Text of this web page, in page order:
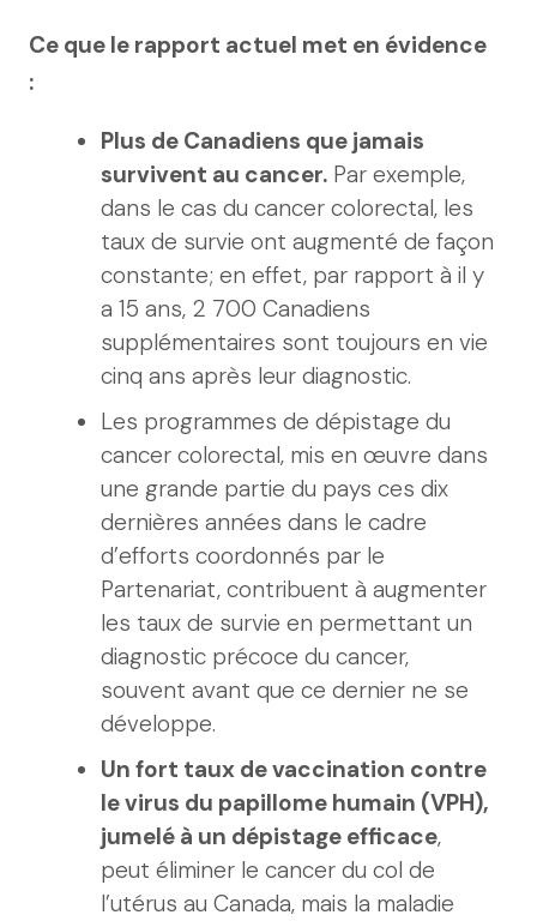
Ce que le rapport actuel met en évidence
:
Plus de Canadiens que jamais
survivent au cancer. Par exemple,
dans le cas du cancer colorectal, les
taux de survie ont augmenté de façon
constante; en effet, par rapport à il y
a 15 ans, 2 700 Canadiens
supplémentaires sont toujours en vie
cinq ans après leur diagnostic.
Les programmes de dépistage du
cancer colorectal, mis en œuvre dans
une grande partie du pays ces dix
dernières années dans le cadre
d’efforts coordonnés par le
Partenariat, contribuent à augmenter
les taux de survie en permettant un
diagnostic précoce du cancer,
souvent avant que ce dernier ne se
développe.
Un fort taux de vaccination contre
le virus du papillome humain (VPH),
jumelé à un dépistage efficace,
peut éliminer le cancer du col de
l’utérus au Canada, mais la maladie